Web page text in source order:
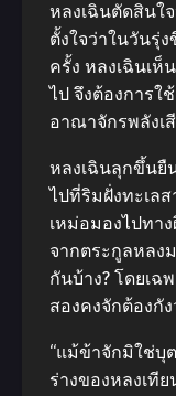
หลงเฉินตัดสินใ
ตั้งใจว่าในวันรุ่
ครั้ง หลงเฉินเห็
ไป จึงต้องการใ
อาณาจักรพลังเ
หลงเฉินลุกขึ้นยื
ไปที่ริมฝั่งทะเล
เหม่อมองไปทา
จากตระกูลหลง
กันบ้าง? โดยเฉ
สองคงจักต้องกั
“แม้ข้าจักมิใช่บุ
ร่างของหลงเที